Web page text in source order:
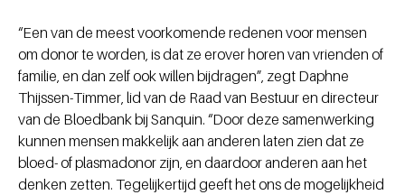
“Een van de meest voorkomende redenen voor mensen
om donor te worden, is dat ze erover horen van vrienden of
familie, en dan zelf ook willen bijdragen”, zegt Daphne
Thijssen-Timmer, lid van de Raad van Bestuur en directeur
van de Bloedbank bij Sanquin. “Door deze samenwerking
kunnen mensen makkelijk aan anderen laten zien dat ze
bloed- of plasmadonor zijn, en daardoor anderen aan het
denken zetten. Tegelijkertijd geeft het ons de mogelijkheid